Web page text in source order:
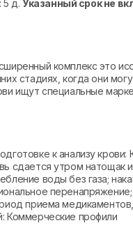
5 д.Указанный срок не
комплекс это
стадиях, когда они
ищут специальные
к анализу
сдается утром натощак
воды без газа;
приема
Коммерческие профили